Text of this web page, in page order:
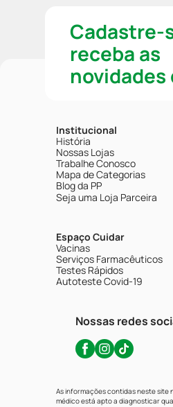
Cadastre-
receba as
novidades
Institucional
História
Nossas Lojas
Trabalhe Conosco
Mapa de Categorias
Blog da PP
Seja uma Loja Parceira
Espaço Cuidar
Vacinas
Serviços Farmacêuticos
Testes Rápidos
Autoteste Covid-19
Nossas redes
As informações contidas neste site
médico está apto a diagnosticar